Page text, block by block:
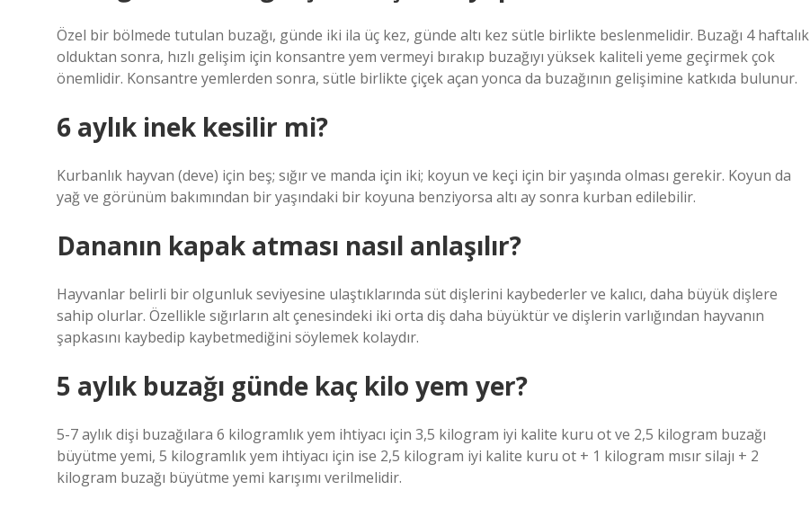
Özel bir bölmede tutulan buzağı, günde iki ila üç kez, günde altı kez sütle birlikte beslenmelidir. Buzağı 4 haftalık
olduktan sonra, hızlı gelişim için konsantre yem vermeyi bırakıp buzağıyı yüksek kaliteli yeme geçirmek çok
önemlidir. Konsantre yemlerden sonra, sütle birlikte çiçek açan yonca da buzağının gelişimine katkıda bulunur.
6 aylık inek kesilir mi?
Kurbanlık hayvan (deve) için beş; sığır ve manda için iki; koyun ve keçi için bir yaşında olması gerekir. Koyun da
yağ ve görünüm bakımından bir yaşındaki bir koyuna benziyorsa altı ay sonra kurban edilebilir.
Dananın kapak atması nasıl anlaşılır?
Hayvanlar belirli bir olgunluk seviyesine ulaştıklarında süt dişlerini kaybederler ve kalıcı, daha büyük dişlere
sahip olurlar. Özellikle sığırların alt çenesindeki iki orta diş daha büyüktür ve dişlerin varlığından hayvanın
şapkasını kaybedip kaybetmediğini söylemek kolaydır.
5 aylık buzağı günde kaç kilo yem yer?
5-7 aylık dişi buzağılara 6 kilogramlık yem ihtiyacı için 3,5 kilogram iyi kalite kuru ot ve 2,5 kilogram buzağı
büyütme yemi, 5 kilogramlık yem ihtiyacı için ise 2,5 kilogram iyi kalite kuru ot + 1 kilogram mısır silajı + 2
kilogram buzağı büyütme yemi karışımı verilmelidir.